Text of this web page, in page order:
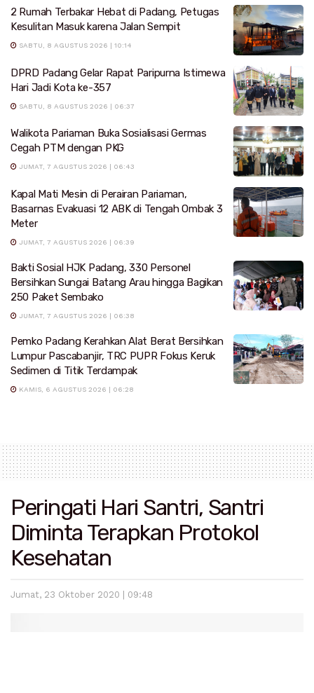
2 Rumah Terbakar Hebat di Padang, Petugas
Kesulitan Masuk karena Jalan Sempit
SABTU, 8 AGUSTUS 2026 | 10:14
DPRD Padang Gelar Rapat Paripurna Istimewa
Hari Jadi Kota ke-357
SABTU, 8 AGUSTUS 2026 | 06:37
Walikota Pariaman Buka Sosialisasi Germas
Cegah PTM dengan PKG
JUMAT, 7 AGUSTUS 2026 | 06:43
Kapal Mati Mesin di Perairan Pariaman,
Basarnas Evakuasi 12 ABK di Tengah Ombak 3
Meter
JUMAT, 7 AGUSTUS 2026 | 06:39
Bakti Sosial HJK Padang, 330 Personel
Bersihkan Sungai Batang Arau hingga Bagikan
250 Paket Sembako
JUMAT, 7 AGUSTUS 2026 | 06:38
Pemko Padang Kerahkan Alat Berat Bersihkan
Lumpur Pascabanjir, TRC PUPR Fokus Keruk
Sedimen di Titik Terdampak
KAMIS, 6 AGUSTUS 2026 | 06:28
Peringati Hari Santri, Santri
Diminta Terapkan Protokol
Kesehatan
Jumat, 23 Oktober 2020 | 09:48